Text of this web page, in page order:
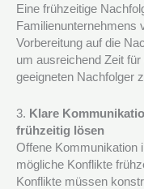
Eine frühzeitige
Familienunternehmens
Vorbereitung auf die
um ausreichend Zeit
geeigneten Nachfolger
3. Klare
frühzeitig lösen
Offene Kommunikation
mögliche Konflikte
Konflikte müssen